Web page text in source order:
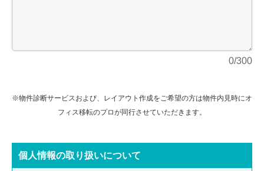
0/300
※物件診断サービスおよび、レイアウト作成をご希望の方は物件内見時にオ
フィス移転のプロが同行させていただきます。
個⼈情報の取り扱いについて